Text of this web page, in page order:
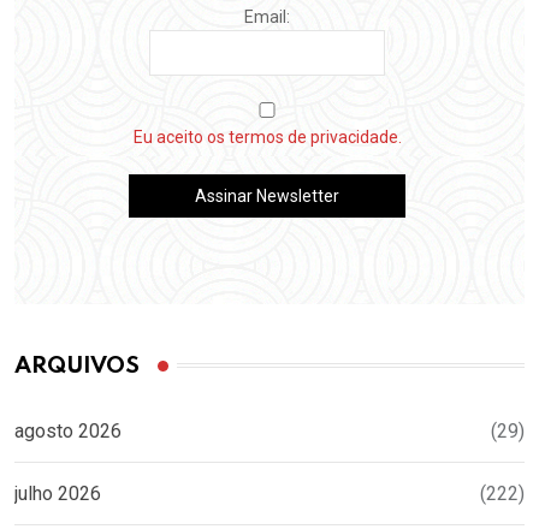
Email:
Eu aceito os termos de privacidade.
ARQUIVOS
agosto 2026 (29)
julho 2026 (222)